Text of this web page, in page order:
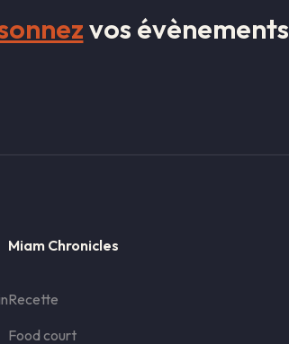
vos évènements
Miam Chronicles
Recette
Food court